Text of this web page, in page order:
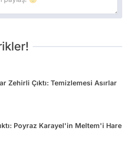
Zehirli Çıktı: Temizlemesi Asırlar
Poyraz Karayel'in Meltem'i Hare